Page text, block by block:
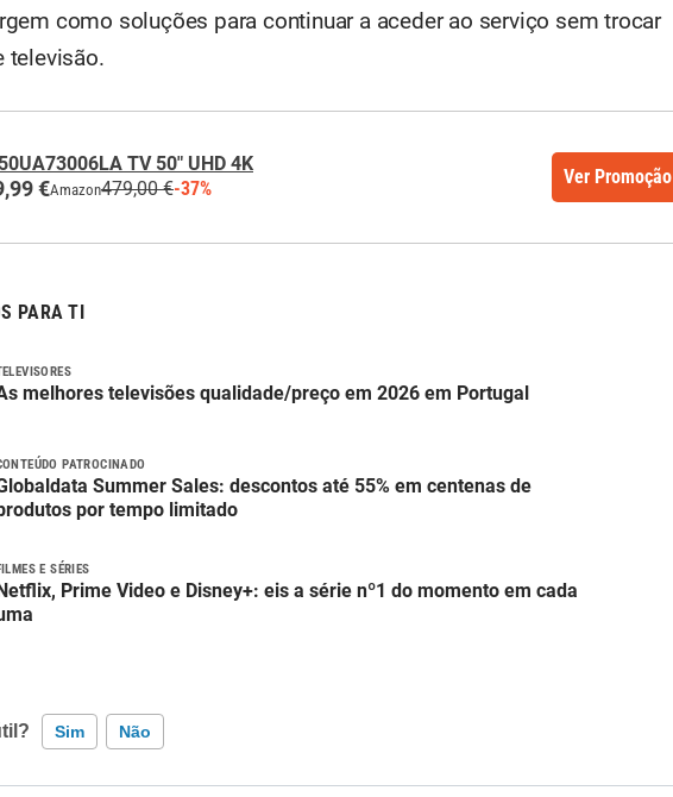
como soluções para continuar a aceder ao serviço sem trocar
televisão.
TV 50" UHD 4K
€Amazon479,00 €-37%
Ver Promoção
PARA TI
melhores televisões qualidade/preço em 2026 em Portugal
PATROCINADO
Summer Sales: descontos até 55% em centenas de
por tempo limitado
E SÉRIES
Prime Video e Disney+: eis a série nº1 do momento em cada
Sim Não